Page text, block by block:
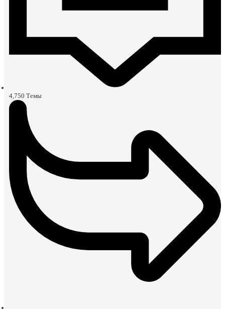
4,750 Темы